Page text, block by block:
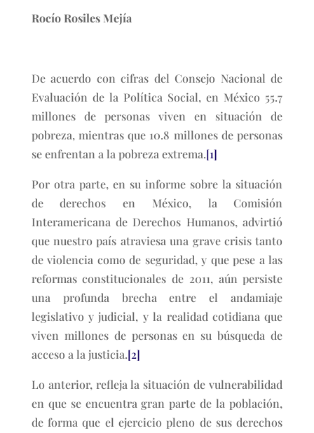
Rocío Rosiles Mejía
De acuerdo con cifras del Consejo Nacional de
Evaluación de la Política Social, en México 55.7
millones de personas viven en situación de
pobreza, mientras que 10.8 millones de personas
se enfrentan a la pobreza extrema.[1]
Por otra parte, en su informe sobre la situación
de derechos en México, la Comisión
Interamericana de Derechos Humanos, advirtió
que nuestro país atraviesa una grave crisis tanto
de violencia como de seguridad, y que pese a las
reformas constitucionales de 2011, aún persiste
una profunda brecha entre el andamiaje
legislativo y judicial, y la realidad cotidiana que
viven millones de personas en su búsqueda de
acceso a la justicia.[2]
Lo anterior, refleja la situación de vulnerabilidad
en que se encuentra gran parte de la población,
de forma que el ejercicio pleno de sus derechos